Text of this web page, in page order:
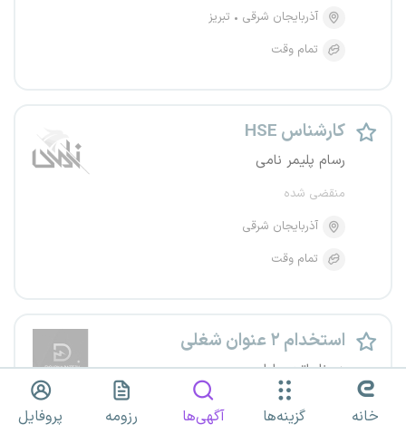
آذربایجان شرقی
تبریز
تمام وقت
کارشناس HSE
رسام پلیمر نامی
منقضی شده
آذربایجان شرقی
تمام وقت
استخدام ۲ عنوان شغلی
دورنا باتری پایا
منقضی شده
خانه گزینه‌ها آگهی‌ها رزومه پروفایل